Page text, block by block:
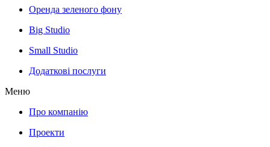
Оренда зеленого фону
Big Studio
Small Studio
Додаткові послуги
Меню
Про компанію
Проекти